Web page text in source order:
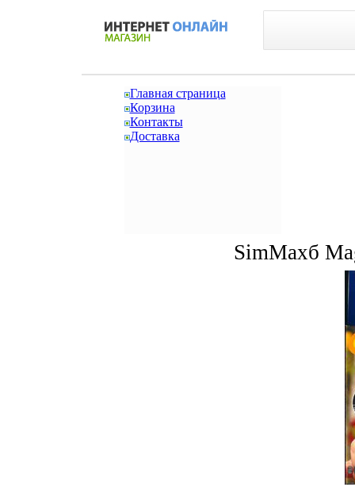
Главная страница
Корзина
Контакты
Доставка
SimMaxб